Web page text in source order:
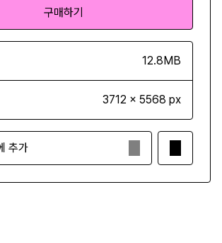
구매하기
12.8MB
3712 x 5568 px
추가